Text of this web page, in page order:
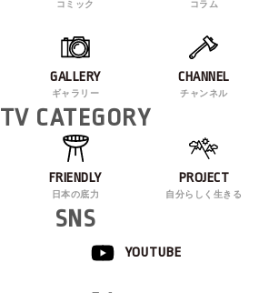
コミック コラム
GALLERY
ギャラリー
CHANNEL
チャンネル
TV CATEGORY
FRIENDLY
日本の底力
PROJECT
自分らしく生きる
SNS
YOUTUBE